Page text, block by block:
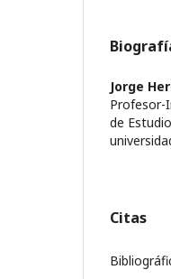
Jorge
Profesor-
de
Citas